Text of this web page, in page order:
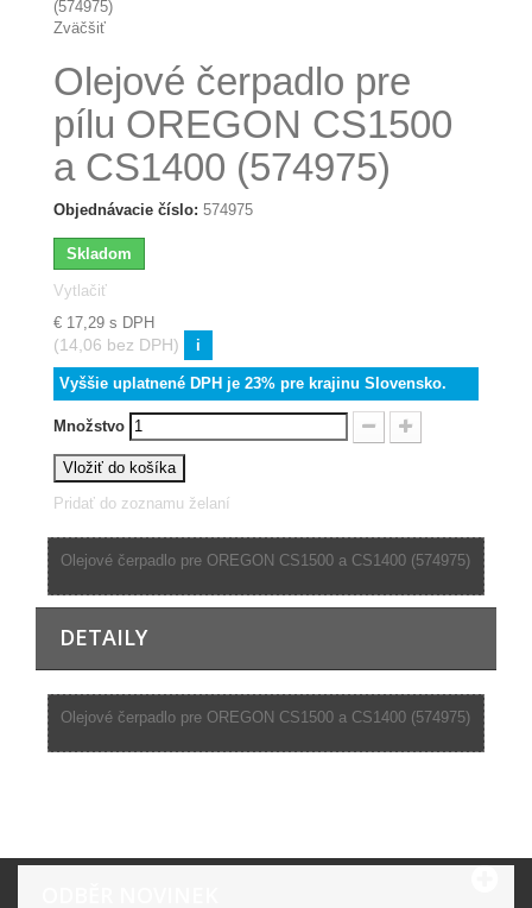
Zväčšiť
Olejové čerpadlo pre
pílu OREGON CS1500
a CS1400 (574975)
Objednávacie číslo: 574975
Skladom
Vytlačiť
€ 17,29 s DPH
(14,06 bez DPH) i
Vyššie uplatnené DPH je 23% pre krajinu Slovensko.
Množstvo
Vložiť do košíka
Pridať do zoznamu želaní
Olejové čerpadlo pre OREGON CS1500 a CS1400 (574975)
DETAILY
Olejové čerpadlo pre OREGON CS1500 a CS1400 (574975)